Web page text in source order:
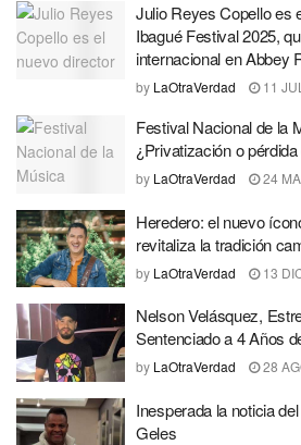
Julio Reyes Copello es
Ibagué Festival 2025,
internacional en Abbey
by LaOtraVerdad 11
Festival Nacional de la
¿Privatización o
by LaOtraVerdad 24
Heredero: el nuevo
revitaliza la tradición
by LaOtraVerdad 13
Nelson Velásquez,
Sentenciado a 4 Años
by LaOtraVerdad 28
Inesperada la noticia
Geles